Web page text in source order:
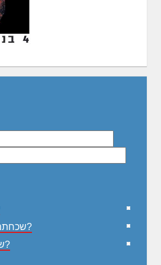
שכחתם שם משתמש?
שכחתם סיסמא?